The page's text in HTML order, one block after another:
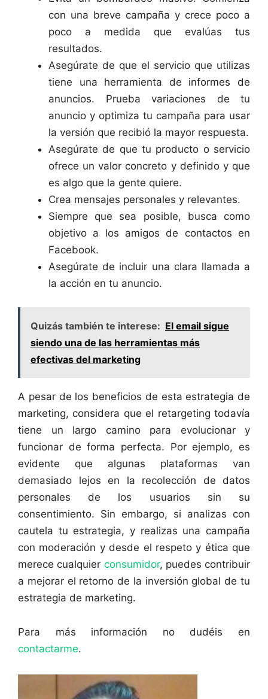
con una breve campaña y crece poco a
poco a medida que evalúas tus
resultados.
Asegúrate de que el servicio que utilizas
tiene una herramienta de informes de
anuncios. Prueba variaciones de tu
anuncio y optimiza tu campaña para usar
la versión que recibió la mayor respuesta.
Asegúrate de que tu producto o servicio
ofrece un valor concreto y definido y que
es algo que la gente quiere.
Crea mensajes personales y relevantes.
Siempre que sea posible, busca como
objetivo a los amigos de contactos en
Facebook.
Asegúrate de incluir una clara llamada a
la acción en tu anuncio.
Quizás también te interese: El email sigue
siendo una de las herramientas más
efectivas del marketing
A pesar de los beneficios de esta estrategia de
marketing, considera que el retargeting todavía
tiene un largo camino para evolucionar y
funcionar de forma perfecta. Por ejemplo, es
evidente que algunas plataformas van
demasiado lejos en la recolección de datos
personales de los usuarios sin su
consentimiento. Sin embargo, si analizas con
cautela tu estrategia, y realizas una campaña
con moderación y desde el respeto y ética que
merece cualquier consumidor, puedes contribuir
a mejorar el retorno de la inversión global de tu
estrategia de marketing.
Para más información no dudéis en
contactarme.